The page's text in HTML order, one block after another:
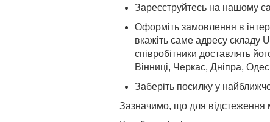
Зареєструйтесь на нашому
Оформіть замовлення в
вкажіть саме адресу складу
співробітники доставлять
Вінниці, Черкас, Дніпра,
Заберіть посилку у
Зазначимо, що для відстеження